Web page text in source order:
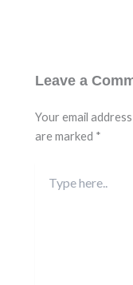
Leave a
Your email
are marked *
here..